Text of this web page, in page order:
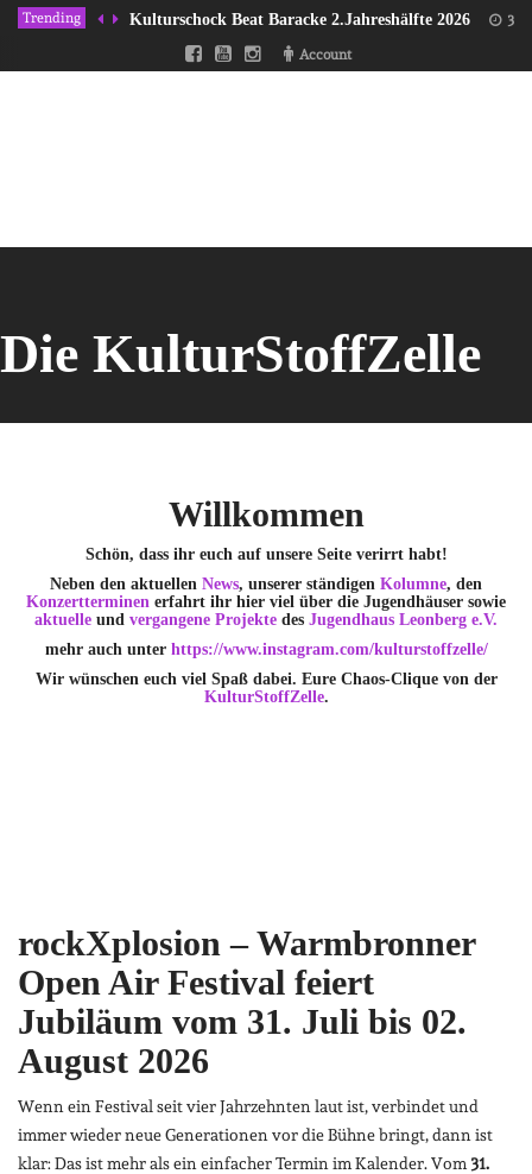
Trending Kulturschock Beat Baracke 2.Jahreshälfte 2026 31/
Account
Die KulturStoffZelle
Willkommen
Schön, dass ihr euch auf unsere Seite verirrt habt!
Neben den aktuellen News, unserer ständigen Kolumne, den
Konzertterminen erfahrt ihr hier viel über die Jugendhäuser sowie
aktuelle und vergangene Projekte des Jugendhaus Leonberg e.V.
mehr auch unter https://www.instagram.com/kulturstoffzelle/
Wir wünschen euch viel Spaß dabei. Eure Chaos-Clique von der
KulturStoffZelle.
rockXplosion – Warmbronner
Open Air Festival feiert
Jubiläum vom 31. Juli bis 02.
August 2026
Wenn ein Festival seit vier Jahrzehnten laut ist, verbindet und
immer wieder neue Generationen vor die Bühne bringt, dann ist
klar: Das ist mehr als ein einfacher Termin im Kalender. Vom 31.